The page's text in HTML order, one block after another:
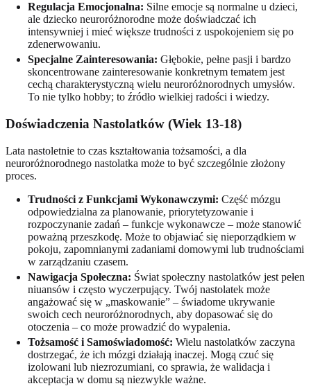
Regulacja Emocjonalna: Silne emocje są normalne u dzieci,
ale dziecko neuroróżnorodne może doświadczać ich
intensywniej i mieć większe trudności z uspokojeniem się po
zdenerwowaniu.
Specjalne Zainteresowania: Głębokie, pełne pasji i bardzo
skoncentrowane zainteresowanie konkretnym tematem jest
cechą charakterystyczną wielu neuroróżnorodnych umysłów.
To nie tylko hobby; to źródło wielkiej radości i wiedzy.
Doświadczenia Nastolatków (Wiek 13-18)
Lata nastoletnie to czas kształtowania tożsamości, a dla
neuroróżnorodnego nastolatka może to być szczególnie złożony
proces.
Trudności z Funkcjami Wykonawczymi: Część mózgu
odpowiedzialna za planowanie, priorytetyzowanie i
rozpoczynanie zadań – funkcje wykonawcze – może stanowić
poważną przeszkodę. Może to objawiać się nieporządkiem w
pokoju, zapomnianymi zadaniami domowymi lub trudnościami
w zarządzaniu czasem.
Nawigacja Społeczna: Świat społeczny nastolatków jest pełen
niuansów i często wyczerpujący. Twój nastolatek może
angażować się w „maskowanie” – świadome ukrywanie
swoich cech neuroróżnorodnych, aby dopasować się do
otoczenia – co może prowadzić do wypalenia.
Tożsamość i Samoświadomość: Wielu nastolatków zaczyna
dostrzegać, że ich mózgi działają inaczej. Mogą czuć się
izolowani lub niezrozumiani, co sprawia, że walidacja i
akceptacja w domu są niezwykle ważne.